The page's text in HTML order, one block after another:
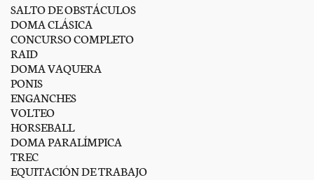
SALTO DE OBSTÁCULOS
DOMA CLÁSICA
CONCURSO COMPLETO
RAID
DOMA VAQUERA
PONIS
ENGANCHES
VOLTEO
HORSEBALL
DOMA PARALÍMPICA
TREC
EQUITACIÓN DE TRABAJO